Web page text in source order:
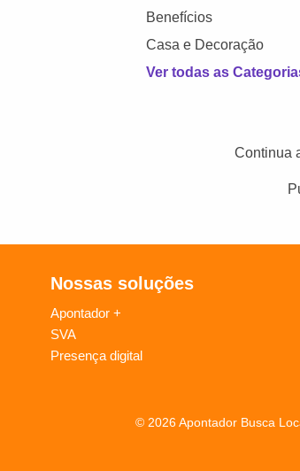
Benefícios
Casa e Decoração
Ver todas as
Continua
Nossas soluções
Apontador +
SVA
Presença digital
© 2026 Apontador Busca